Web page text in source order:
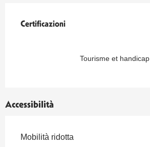
Certificazioni
Certificazioni
Tourisme et handicap
Accessibilità
Mobilità ridotta